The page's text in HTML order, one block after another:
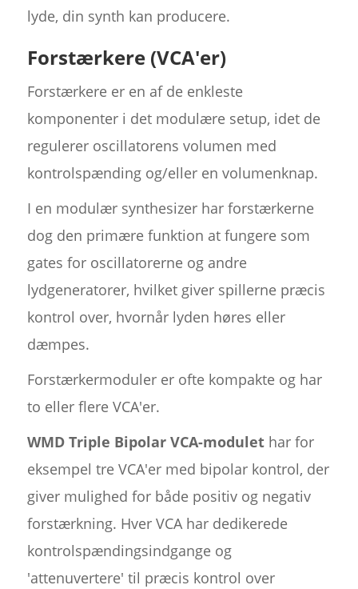
lyde, din synth kan producere.
Forstærkere (VCA'er)
Forstærkere er en af de enkleste
komponenter i det modulære setup, idet de
regulerer oscillatorens volumen med
kontrolspænding og/eller en volumenknap.
I en modulær synthesizer har forstærkerne
dog den primære funktion at fungere som
gates for oscillatorerne og andre
lydgeneratorer, hvilket giver spillerne præcis
kontrol over, hvornår lyden høres eller
dæmpes.
Forstærkermoduler er ofte kompakte og har
to eller flere VCA'er.
WMD Triple Bipolar VCA-modulethar for
eksempel tre VCA'er med bipolar kontrol, der
giver mulighed for både positiv og negativ
forstærkning. Hver VCA har dedikerede
kontrolspændingsindgange og
'attenuvertere' til præcis kontrol over